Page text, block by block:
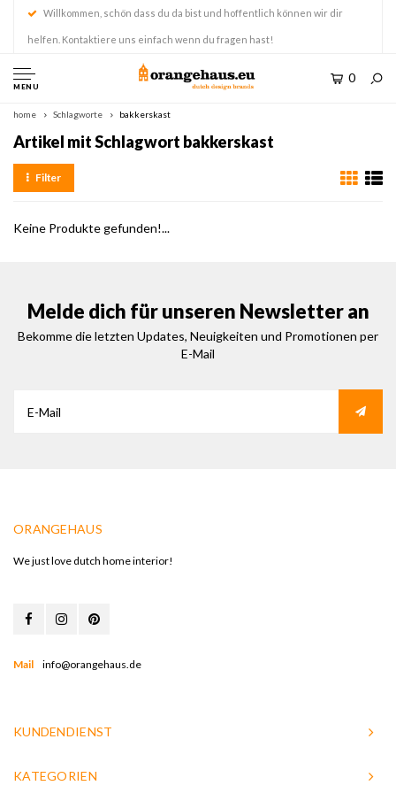
Willkommen, schön dass du da bist und hoffentlich können wir dir
helfen. Kontaktiere uns einfach wenn du fragen hast!
MENU
0
home Schlagworte bakkerskast
Artikel mit Schlagwort bakkerskast
Filter
Keine Produkte gefunden!...
Melde dich für unseren Newsletter an
Bekomme die letzten Updates, Neuigkeiten und Promotionen per
E-Mail
ORANGEHAUS
We just love dutch home interior!
Mail info@orangehaus.de
KUNDENDIENST
KATEGORIEN